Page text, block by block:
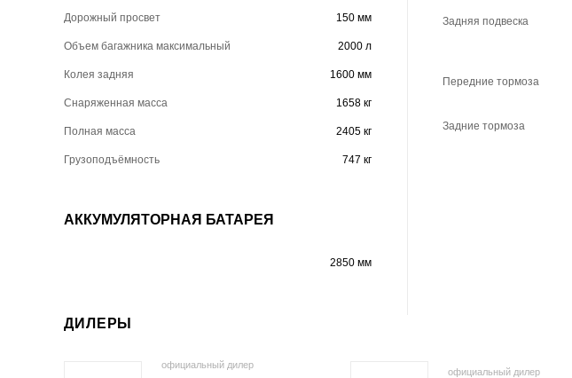
Дорожный просвет 150 мм
Объем багажника максимальный 2000 л
Колея задняя 1600 мм
Снаряженная масса 1658 кг
Полная масса 2405 кг
Грузоподъёмность 747 кг
Задняя подвеска
Передние тормоза
Задние тормоза
АККУМУЛЯТОРНАЯ БАТАРЕЯ
2850 мм
ДИЛЕРЫ
официальный дилер
официальный дилер